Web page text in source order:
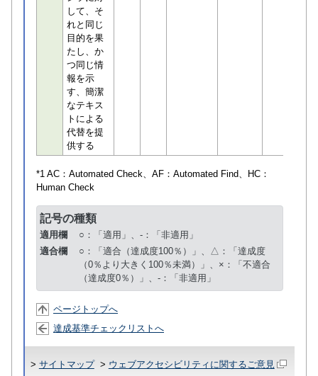
して、そ
れと同じ
目的を果
たし、か
つ同じ情
報を示
す、簡潔
なテキス
トによる
代替を提
供する
*1 AC： Automated Check、AF： Automated Find、HC：
Human Check
記号の種類
適用欄
○：「適用」、-：「非適用」
適合欄
○：「適合（達成度100％）」、△：「達成度
（0％より大きく100％未満）」、×：「不適合
（達成度0％）」、-：「非適用」
ページトップへ
達成基準チェックリストへ
> サイトマップ> ウェブアクセシビリティに関するご意見